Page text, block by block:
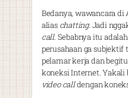
Bedanya, wawancara
alias chatting. Jadi
call. Sebabnya itu
perusahaan ga
pelamar kerja dan
koneksi Internet. Yakali
video calldengan